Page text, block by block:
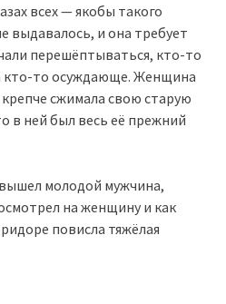
всех — якобы такого
выдавалось, и она требует
перешёптываться, кто-то
кто-то осуждающе. Женщина
сжимала свою старую
в ней был весь её прежний
молодой мужчина,
на женщину и как
повисла тяжёлая